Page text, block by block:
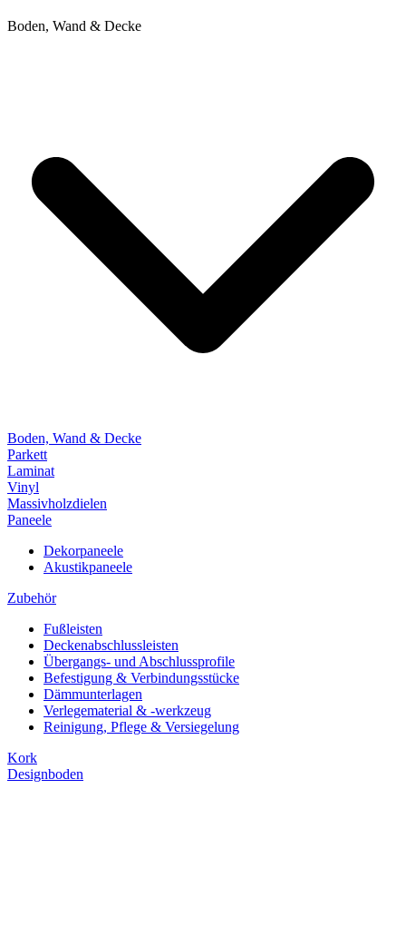
Boden, Wand & Decke
Boden, Wand & Decke
Parkett
Laminat
Vinyl
Massivholzdielen
Paneele
Dekorpaneele
Akustikpaneele
Zubehör
Fußleisten
Deckenabschlussleisten
Übergangs- und Abschlussprofile
Befestigung & Verbindungsstücke
Dämmunterlagen
Verlegematerial & -werkzeug
Reinigung, Pflege & Versiegelung
Kork
Designboden